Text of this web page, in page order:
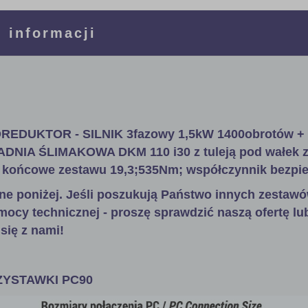
- SILNIK 3fazowy 1,5kW 1400obrotów +
ŚLIMAKOWA DKM 110 i30 z tuleją pod wałek
zestawu 19,3;535Nm; współczynnik
poniżej. Jeśli poszukują Państwo innych
technicznej - proszę sprawdzić naszą ofertę
z nami!
PC90
informacji